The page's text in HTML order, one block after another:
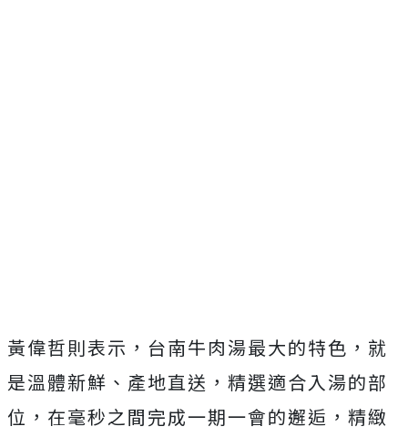
黃偉哲則表示，台南牛肉湯最大的特色，就
是溫體新鮮、產地直送，精選適合入湯的部
位，在毫秒之間完成一期一會的邂逅，精緻